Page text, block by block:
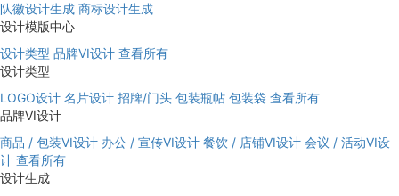
队徽设计生成 商标设计生成
设计模版中心
设计类型 品牌VI设计 查看所有
设计类型
LOGO设计 名片设计 招牌/门头 包装瓶帖 包装袋 查看所有
品牌VI设计
商品 / 包装VI设计 办公 / 宣传VI设计 餐饮 / 店铺VI设计 会议 / 活动VI设
计 查看所有
设计生成